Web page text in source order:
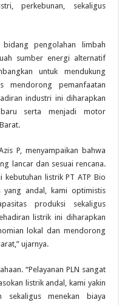
perkebunan, sekaligus
pengolahan limbah
sumber energi alternatif
untuk mendukung
mendorong pemanfaatan
industri ini diharapkan
serta menjadi motor
P, menyampaikan bahwa
lancar dan sesuai rencana.
kebutuhan listrik PT ATP Bio
yang andal, kami optimistis
produksi sekaligus
listrik ini diharapkan
lokal dan mendorong
ujarnya.
“Pelayanan PLN sangat
listrik andal, kami yakin
sekaligus menekan biaya